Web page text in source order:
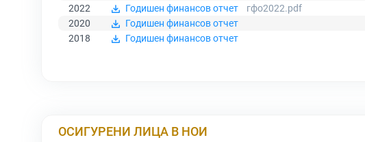
2022
Годишен финансов отчет
гфо2022.pdf
2020
Годишен финансов отчет
2018
Годишен финансов отчет
ОСИГУРЕНИ ЛИЦА В НОИ